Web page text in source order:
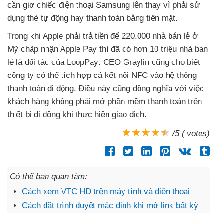
cần giơ chiếc điện thoại Samsung lên thay vì phải sử
dụng thẻ tự động hay thanh toán bằng tiền mặt.
Trong khi Apple phải trả tiền để 220.000 nhà bán lẻ ở
Mỹ chấp nhận Apple Pay thì đã có hơn 10 triệu nhà bán
lẻ là đối tác của LoopPay. CEO Graylin cũng cho biết
công ty có thể tích hợp cả kết nối NFC vào hệ thống
thanh toán di động. Điều này cũng đồng nghĩa với việc
khách hàng không phải mở phần mềm thanh toán trên
thiết bị di động khi thực hiện giao dịch.
/5 ( votes)
Có thể bạn quan tâm:
Cách xem VTC HD trên máy tính và điện thoại
Cách đặt trình duyệt mặc định khi mở link bất kỳ